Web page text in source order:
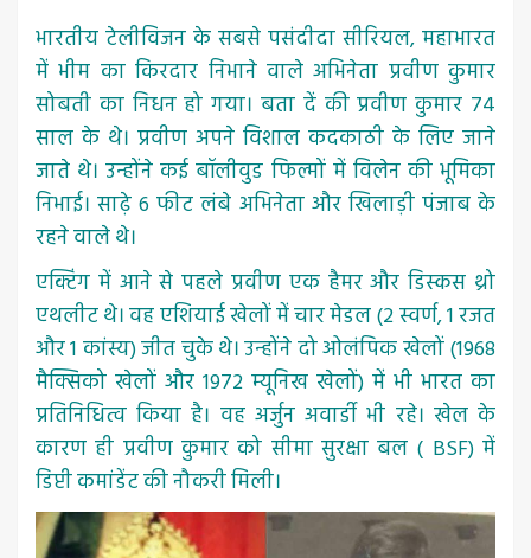
भारतीय टेलीविजन के सबसे पसंदीदा सीरियल, महाभारत
में भीम का किरदार निभाने वाले अभिनेता प्रवीण कुमार
सोबती का निधन हो गया। बता दें की प्रवीण कुमार 74
साल के थे। प्रवीण अपने विशाल कदकाठी के लिए जाने
जाते थे। उन्होंने कई बॉलीवुड फिल्मों में विलेन की भूमिका
निभाई। साढ़े 6 फीट लंबे अभिनेता और खिलाड़ी पंजाब के
रहने वाले थे।
एक्टिंग में आने से पहले प्रवीण एक हैमर और डिस्कस थ्रो
एथलीट थे। वह एशियाई खेलों में चार मेडल (2 स्वर्ण, 1 रजत
और 1 कांस्य) जीत चुके थे। उन्होंने दो ओलंपिक खेलों (1968
मैक्सिको खेलों और 1972 म्यूनिख खेलों) में भी भारत का
प्रतिनिधित्व किया है। वह अर्जुन अवार्डी भी रहे। खेल के
कारण ही प्रवीण कुमार को सीमा सुरक्षा बल ( BSF) में
डिप्टी कमांडेंट की नौकरी मिली।